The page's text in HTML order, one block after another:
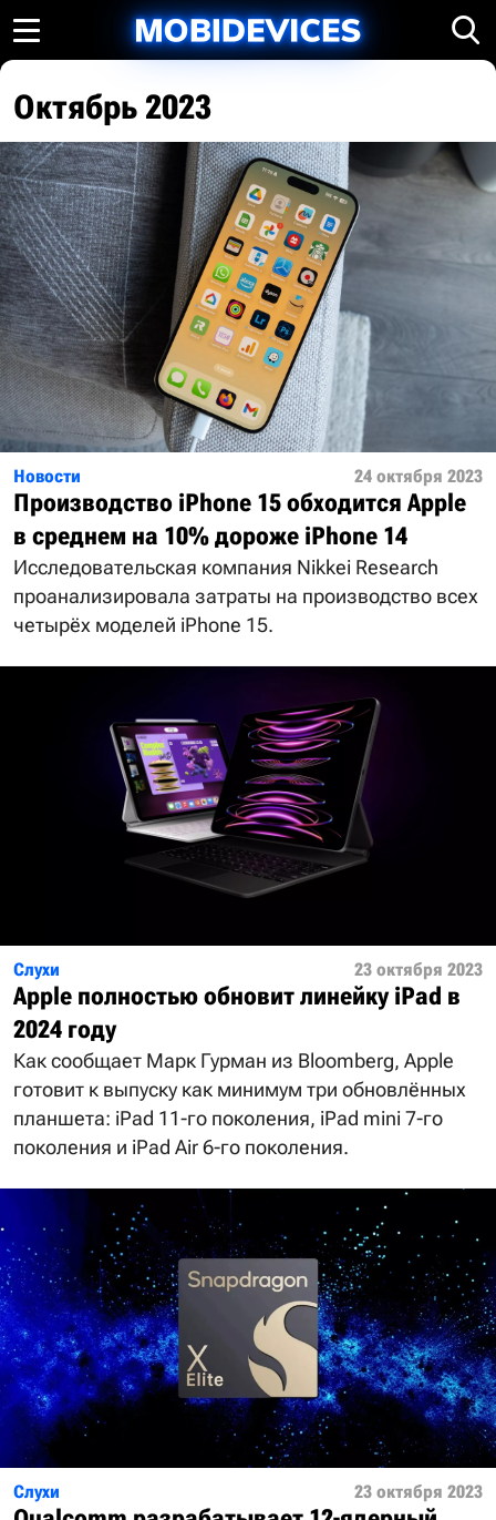
Октябрь 2023
Новости 24 октября 2023
Производство iPhone 15 обходится Apple
в среднем на 10% дороже iPhone 14
Исследовательская компания Nikkei Research
проанализировала затраты на производство всех
четырёх моделей iPhone 15.
Слухи 23 октября 2023
Apple полностью обновит линейку iPad в
2024 году
Как сообщает Марк Гурман из Bloomberg, Apple
готовит к выпуску как минимум три обновлённых
планшета: iPad 11-го поколения, iPad mini 7-го
поколения и iPad Air 6-го поколения.
Слухи 23 октября 2023